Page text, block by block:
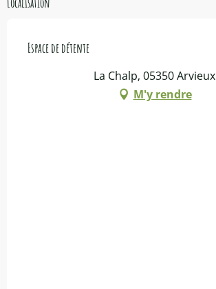
Espace de détente
La Chalp, 05350 Arvieux
M'y rendre